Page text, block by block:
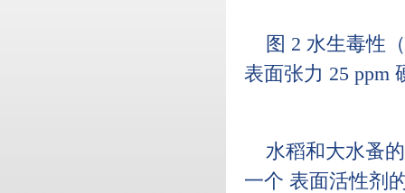
图 2 水生毒性
表面张力 25 ppm
水稻和大水蚤
一个 表面活性剂